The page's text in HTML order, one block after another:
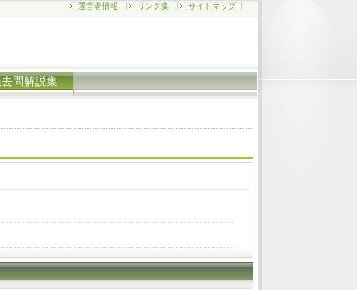
運営者情報 リンク集 サイトマップ
問解説集